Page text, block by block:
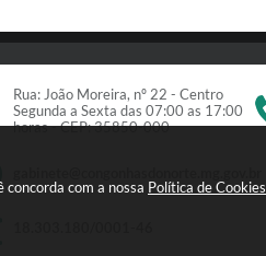
com a nossa Política de Cookies
Rua: João Moreira, nº 22 - Centro
Segunda a Sexta das 07:00 as 17:00
horas - CEP: 35850-000